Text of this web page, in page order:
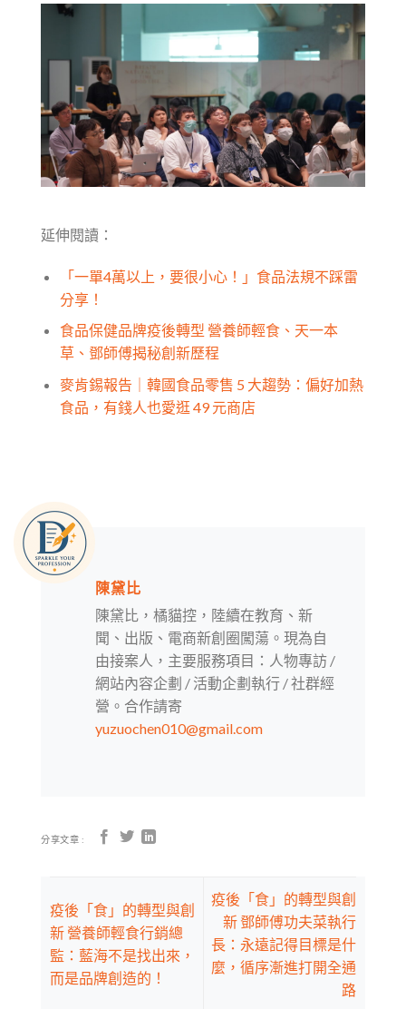
延伸閱讀：
「一單4萬以上，要很小心！」食品法規不踩雷
分享！
食品保健品牌疫後轉型 營養師輕食、天一本
草、鄧師傅揭秘創新歷程
麥肯錫報告｜韓國食品零售 5 大趨勢：偏好加熱
食品，有錢人也愛逛 49 元商店
陳黛比
陳黛比，橘貓控，陸續在教育、新
聞、出版、電商新創圈闖蕩。現為自
由接案人，主要服務項目：人物專訪 /
網站內容企劃 / 活動企劃執行 / 社群經
營。合作請寄
yuzuochen010@gmail.com
分享文章 :
疫後「食」的轉型與創
新 營養師輕食行銷總
監：藍海不是找出來，
而是品牌創造的！
疫後「食」的轉型與創
新 鄧師傅功夫菜執行
長：永遠記得目標是什
麼，循序漸進打開全通
路